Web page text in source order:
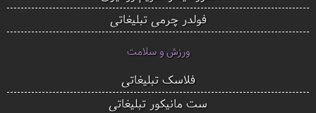
فولدر چرمی تبلیغاتی
ورزش و سلامت
فلاسک تبلیغاتی
ست مانیکور تبلیغاتی